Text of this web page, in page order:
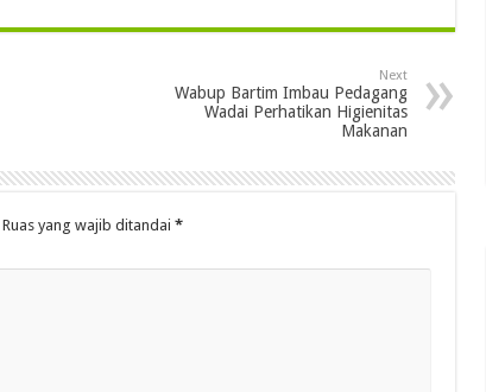
Next
Wabup Bartim Imbau Pedagang
Wadai Perhatikan Higienitas
Makanan
Ruas yang wajib ditandai *